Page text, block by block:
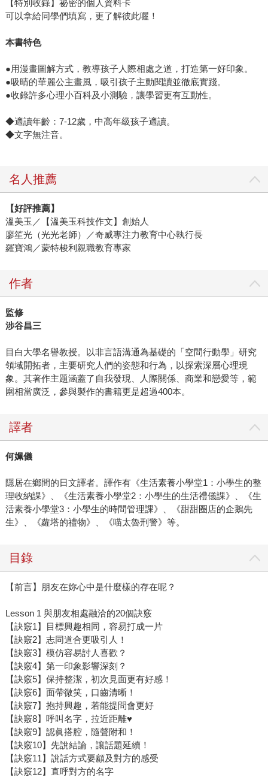
【特別收錄】祕密的個人資料卡
可以拿給同學們填寫，更了解彼此喔！
本書特色
●用漫畫圖解方式，教導孩子人際相處之道，打造第一好印象。
●吸晴的華麗公主畫風，吸引孩子主動閱讀並徹底實踐。
●收錄許多心理小百科及小測驗，讓學習更有互動性。
◆適讀年齡：7-12歲，中高年級孩子適讀。
◆文字無注音。
名人推薦
【好評推薦】
溫美玉／【溫美玉科技作文】創始人
廖笙光（光光老師）／奇威專注力教育中心執行長
羅寶鴻／蒙特梭利親職教育專家
作者
監修
涉谷昌三
目白大學名譽教授。以非言語溝通為基礎的「空間行動學」研究
領域開拓者，主要研究人們的姿態和行為，以探索深層心理現
象。其著作主題涵蓋了自我發現、人際關係、商業和戀愛等，範
圍相當廣泛，參與製作的書籍更是超過400本。
譯者
何姵儀
隱居在鄉間的日文譯者。譯作有《生活素養小學堂1：小學生的整
理收納課》、《生活素養小學堂2：小學生的生活禮儀課》、《生
活素養小學堂3：小學生的時間管理課》、《甜甜圈店的企鵝先
生》、《蘿塔的禮物》、《喵太魯刑警》等。
目錄
【前言】朋友在妳心中是什麼樣的存在呢？
Lesson 1 與朋友相處融洽的20個訣竅
【訣竅1】目標興趣相同，容易打成一片
【訣竅2】志同道合更吸引人！
【訣竅3】模仿容易討人喜歡？
【訣竅4】第一印象影響深刻？
【訣竅5】保持整潔，初次見面更有好感！
【訣竅6】面帶微笑，口齒清晰！
【訣竅7】抱持興趣，若能提問會更好
【訣竅8】呼叫名字，拉近距離♥
【訣竅9】認眞搭腔，隨聲附和！
【訣竅10】先說結論，讓話題延續！
【訣竅11】說話方式要顧及對方的感受
【訣竅12】直呼對方的名字